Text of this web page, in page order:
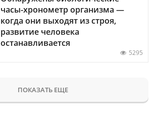
часы-хронометр организма —
когда они выходят из строя,
развитие человека
останавливается
5295
ПОКАЗАТЬ ЕЩЕ